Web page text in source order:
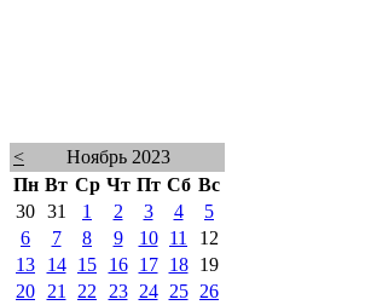
<
Ноябрь 2023
Пн Вт Ср Чт Пт Сб Вс
30 31 1 2 3 4
5
6
7 8 9 10 11
12
13
14 15 16 17 18
19
20
21 22 23 24 25
26